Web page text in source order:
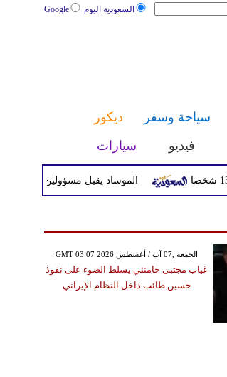
السعودية اليوم Google
سياحة وسفر
ديكور
فيديو سيارات
الموساد يقيل مسؤولين بارزين بعد تعثر
GMT 03:07 2026 الجمعة ,07 آب / أغسطس
غياب مجتبى خامنئي يسلط الضوء على نفوذ
حسين طائب داخل النظام الإيراني